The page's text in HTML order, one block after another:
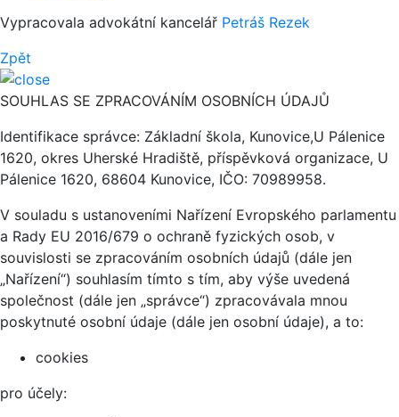
Vypracovala advokátní kancelář Petráš Rezek
Zpět
SOUHLAS SE ZPRACOVÁNÍM OSOBNÍCH ÚDAJŮ
Identifikace správce: Základní škola, Kunovice,U Pálenice
1620, okres Uherské Hradiště, příspěvková organizace, U
Pálenice 1620, 68604 Kunovice, IČO: 70989958.
V souladu s ustanoveními Nařízení Evropského parlamentu
a Rady EU 2016/679 o ochraně fyzických osob, v
souvislosti se zpracováním osobních údajů (dále jen
„Nařízení“) souhlasím tímto s tím, aby výše uvedená
společnost (dále jen „správce“) zpracovávala mnou
poskytnuté osobní údaje (dále jen osobní údaje), a to:
cookies
pro účely: